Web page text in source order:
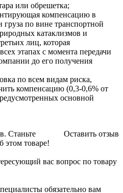
или обрешетка;
компенсацию в
груза по вине транспортной
катаклизмов и
лиц, которая
этапах с момента передачи
до его получения
по всем видам риска,
компенсацию (0,3-0,6% от
основной
Оставить отзыв
Станьте
этом товаре!
вас вопрос по товару
обязательно вам